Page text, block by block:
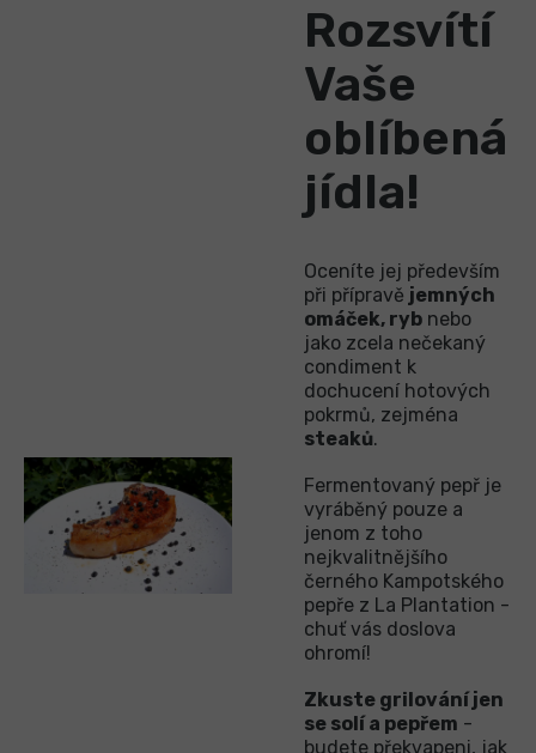
Rozsvítí
Vaše
oblíbená
jídla!
Oceníte jej především
při přípravě jemných
omáček, ryb nebo
jako zcela nečekaný
condiment k
dochucení hotových
pokrmů, zejména
steaků.
Fermentovaný pepř je
vyráběný pouze a
jenom z toho
nejkvalitnějšího
černého Kampotského
pepře z La Plantation -
chuť vás doslova
ohromí!
Zkuste grilování jen
se solí a pepřem -
budete překvapeni, jak